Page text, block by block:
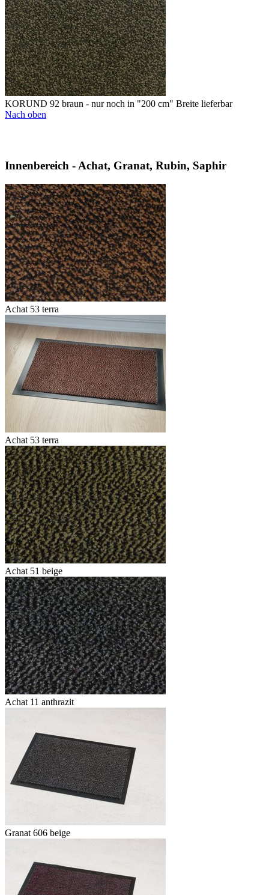
KORUND 92 braun - nur noch in "200 cm" Breite lieferbar
Nach oben
Innenbereich - Achat, Granat, Rubin, Saphir
Achat 53 terra
Achat 53 terra
Achat 51 beige
Achat 11 anthrazit
Granat 606 beige